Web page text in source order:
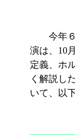
今年６
演は、10
定義、ホ
く解説し
いて、以